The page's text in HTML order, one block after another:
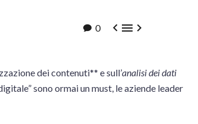
0 
dei contenuti** e sull’analisi dei dati
sono ormai un must, le aziende leader